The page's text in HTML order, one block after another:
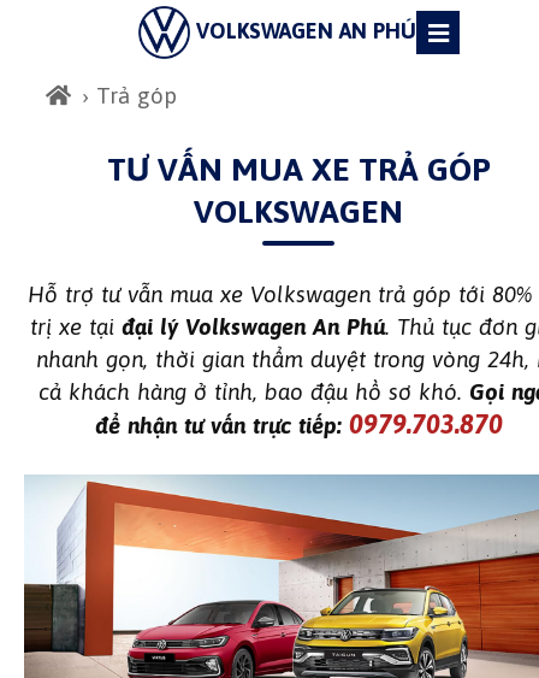
VOLKSWAGEN AN PHÚ
› Trả góp
TƯ VẤN MUA XE TRẢ GÓP
VOLKSWAGEN
Hỗ trợ tư vẫn mua xe Volkswagen trả góp tới 80%
trị xe tạiđại lý Volkswagen An Phú. Thủ tục đơn
nhanh gọn, thời gian thẩm duyệt trong vòng 24h,
cả khách hàng ở tỉnh, bao đậu hồ sơ khó. Gọi
để nhận tư vấn trực tiếp: 0979.703.870